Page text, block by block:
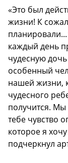
«Это был
жизни! К
каждый день
чудесную
особенный
нашей жизни,
чудесного
получится.
тебе чувство
которое я
подчеркнул